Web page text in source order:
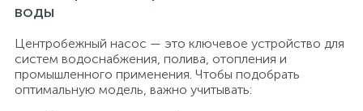
воды
Центробежный насос — это ключевое устройство для
систем водоснабжения, полива, отопления и
промышленного применения. Чтобы подобрать
оптимальную модель, важно учитывать: